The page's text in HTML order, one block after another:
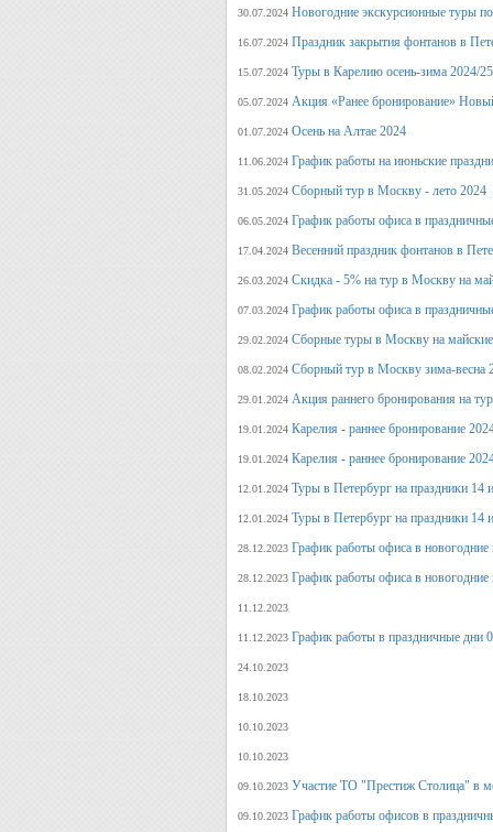
30.07.2024 Новогодние экскурсионные туры
16.07.2024 Праздник закрытия фонтанов в
15.07.2024 Туры в Карелию осень-зима 2024/25
05.07.2024 Акция «Ранее бронирование»
01.07.2024 Осень на Алтае 2024
11.06.2024 График работы на июньские
31.05.2024 Сборный тур в Москву - лето 2024
06.05.2024 График работы офиса в
17.04.2024 Весенний праздник фонтанов в
26.03.2024 Скидка - 5% на тур в Москву на
07.03.2024 График работы офиса в
29.02.2024 Сборные туры в Москву на
08.02.2024 Сборный тур в Москву зима-весна
29.01.2024 Акция раннего бронирования на
19.01.2024 Карелия - раннее бронирование
19.01.2024 Карелия - раннее бронирование
12.01.2024 Туры в Петербург на праздники 14
12.01.2024 Туры в Петербург на праздники 14
28.12.2023 График работы офиса в новогодние
28.12.2023 График работы офиса в новогодние
11.12.2023
11.12.2023 График работы в праздничные дни
24.10.2023
18.10.2023
10.10.2023
10.10.2023
09.10.2023 Участие ТО "Престиж Столица" в
09.10.2023 График работы офисов в